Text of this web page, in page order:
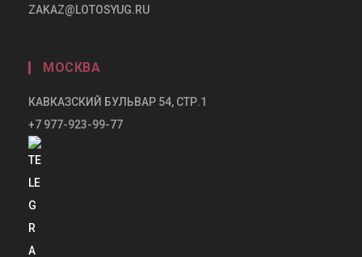
ZAKAZ@LOTOSYUG.RU
МОСКВА
КАВКАЗСКИЙ БУЛЬВАР 54, СТР.1
+7 977-923-99-77